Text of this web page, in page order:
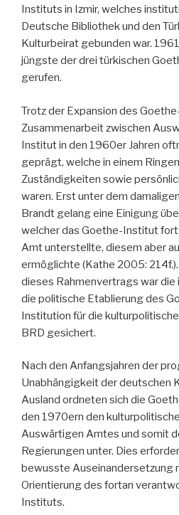
Instituts in Izmir, welches
Deutsche Bibliothek und den
Kulturbeirat gebunden war.
jüngste der drei türkischen
gerufen.
Trotz der Expansion des
Zusammenarbeit zwischen
Institut in den 1960er Jahren
geprägt, welche in einem
Zuständigkeiten sowie
waren. Erst unter dem
Brandt gelang eine Einigung
welcher das Goethe-Institut
Amt unterstellte, diesem aber
ermöglichte (Kathe 2005:
dieses Rahmenvertrags war die
die politische Etablierung des
Institution für die
BRD gesichert.
Nach den Anfangsjahren der
Unabhängigkeit der deutschen
Ausland ordneten sich die
den 1970ern den
Auswärtigen Amtes und somit
Regierungen unter. Dies
bewusste Auseinandersetzung
Orientierung des fortan
Instituts.